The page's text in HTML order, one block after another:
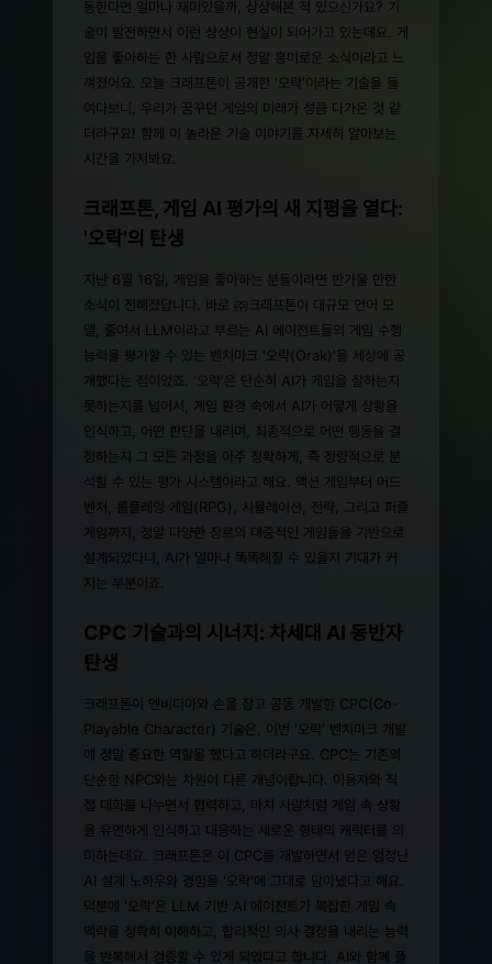
동한다면 얼마나 재미있을까, 상상해본 적 있으신가요? 기
술이 발전하면서 이런 상상이 현실이 되어가고 있는데요. 게
임을 좋아하는 한 사람으로서 정말 흥미로운 소식이라고 느
껴졌어요. 오늘 크래프톤이 공개한 '오락'이라는 기술을 들
여다보니, 우리가 꿈꾸던 게임의 미래가 성큼 다가온 것 같
더라구요! 함께 이 놀라운 기술 이야기를 자세히 알아보는
시간을 가져봐요.
크래프톤, 게임 AI 평가의 새 지평을 열다:
'오락'의 탄생
지난 6월 16일, 게임을 좋아하는 분들이라면 반가울 만한
소식이 전해졌답니다. 바로 ㈜크래프톤이 대규모 언어 모
델, 줄여서 LLM이라고 부르는 AI 에이전트들의 게임 수행
능력을 평가할 수 있는 벤치마크 '오락(Orak)'을 세상에 공
개했다는 점이었죠. '오락'은 단순히 AI가 게임을 잘하는지
못하는지를 넘어서, 게임 환경 속에서 AI가 어떻게 상황을
인식하고, 어떤 판단을 내리며, 최종적으로 어떤 행동을 결
정하는지 그 모든 과정을 아주 정확하게, 즉 정량적으로 분
석할 수 있는 평가 시스템이라고 해요. 액션 게임부터 어드
벤처, 롤플레잉 게임(RPG), 시뮬레이션, 전략, 그리고 퍼즐
게임까지, 정말 다양한 장르의 대중적인 게임들을 기반으로
설계되었다니, AI가 얼마나 똑똑해질 수 있을지 기대가 커
지는 부분이죠.
CPC 기술과의 시너지: 차세대 AI 동반자
탄생
크래프톤이 엔비디아와 손을 잡고 공동 개발한 CPC(Co-
Playable Character) 기술은, 이번 '오락' 벤치마크 개발
에 정말 중요한 역할을 했다고 하더라구요. CPC는 기존의
단순한 NPC와는 차원이 다른 개념이랍니다. 이용자와 직
접 대화를 나누면서 협력하고, 마치 사람처럼 게임 속 상황
을 유연하게 인식하고 대응하는 새로운 형태의 캐릭터를 의
미하는데요. 크래프톤은 이 CPC를 개발하면서 얻은 엄청난
AI 설계 노하우와 경험을 '오락'에 그대로 담아냈다고 해요.
덕분에 '오락'은 LLM 기반 AI 에이전트가 복잡한 게임 속
맥락을 정확히 이해하고, 합리적인 의사 결정을 내리는 능력
을 반복해서 검증할 수 있게 되었다고 합니다. AI와 함께 플